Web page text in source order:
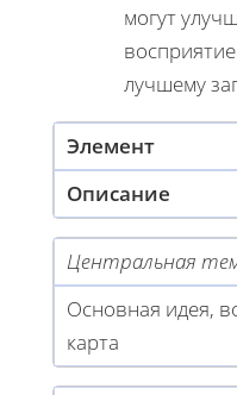
могут
лучшему
Элемент
Описание
Центральная
Основная идея,
карта